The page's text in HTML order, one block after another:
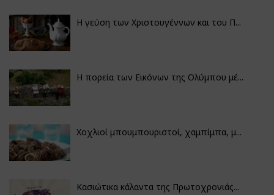
Η γεύση των Χριστουγέννων και του Π...
Η πορεία των Εικόνων της Ολύμπου μέ...
Χοχλιοί μπουμπουριστοί, χαμπίμπα, μ...
Κασιώτικα κάλαντα της Πρωτοχρονιάς...